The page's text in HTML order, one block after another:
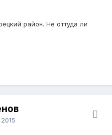
район. Не оттуда ли